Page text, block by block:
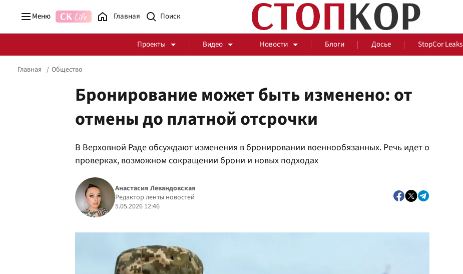
Меню Главная
Проекты Видео Новости Блоги Досье StopCor Leaks
Стоп Политической Коррупции Честные закупки За оградой
Здоровье
Главная Общество
Бронирование может быть изменено: от
отмены до платной отсрочки
В Верховной Раде обсуждают изменения в бронировании военнообязанных. Речь идет о
проверках, возможном сокращении брони и новых подходах
Анастасия Левандовская
Редактор ленты новостей
5.05.2026 12:46